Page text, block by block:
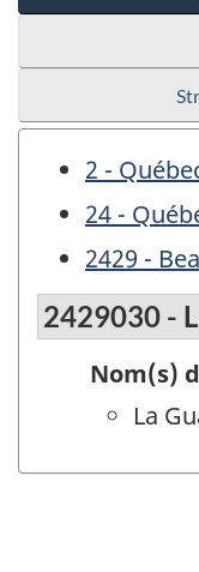
2 -
24 -
2429 -
2429030 -
Nom(s)
La